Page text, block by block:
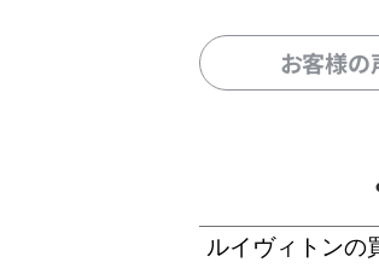
お客様
ルイヴィトンの